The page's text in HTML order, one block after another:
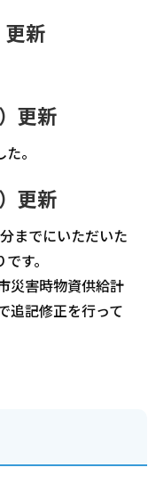
更新
更新
。
更新
までにいただいた
す。
災害時物資供給計
追記修正を行って